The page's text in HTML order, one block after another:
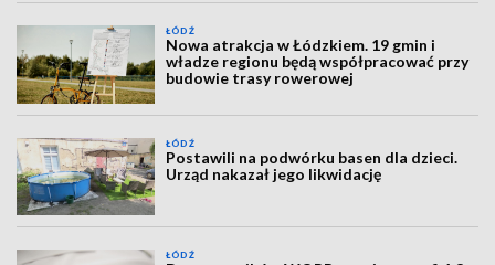
ŁÓDŹ
Nowa atrakcja w Łódzkiem. 19 gmin i
władze regionu będą współpracować przy
budowie trasy rowerowej
ŁÓDŹ
Postawili na podwórku basen dla dzieci.
Urząd nakazał jego likwidację
ŁÓDŹ